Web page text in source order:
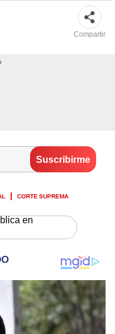
Compartir
CORTE SUPREMA
en